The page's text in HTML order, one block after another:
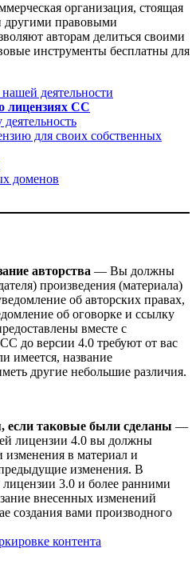
организация, стоящая
другими правовыми
авторам делиться своими
инструменты бесплатны для
деятельности
лицензиях CC
для своих собственных
доменов
авторства — Вы должны
произведения (материала)
об авторских правах,
об оговорке и ссылку
вместе с
до версии 4.0 требуют от вас
имеется, название
другие небольшие различия.
если таковые были сделаны —
лицензии 4.0 вы должны
изменения в материал и
изменения. В
лицензии 3.0 и более ранними
внесенных изменений
создания вами производного
контента